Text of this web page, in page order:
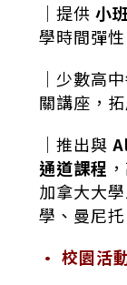
｜提供 小
學時間彈
｜少數高
關講座，
｜推出與
通道課程
加拿大大
學、 曼尼
• 校園活